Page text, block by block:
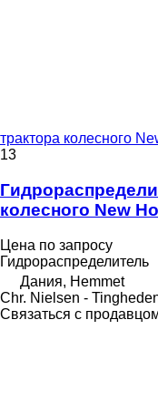
трактора колесного
13
колесного New
Цена по запросу
Гидрораспределитель
Дания, Hemmet
Chr. Nielsen -
Связаться с